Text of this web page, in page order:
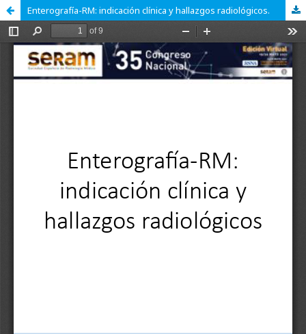
Enterografía-RM: indicación clínica y hallazgos radiológicos.